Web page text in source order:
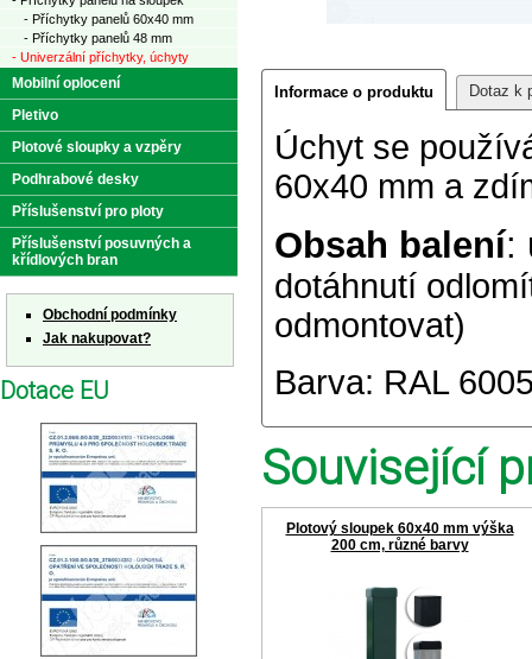
Informace o produktu Dotaz k
Úchyt se
60x40 mm a
Obsah balení:
dotáhnutí
odmontovat)
Barva: RAL
Související
Plotový sloupek 60x40 mm výška
200 cm, různé barvy
- Příchytky panelů 60x40 mm
- Příchytky panelů 48 mm
- Univerzální příchytky, úchyty
Mobilní oplocení
Pletivo
Plotové sloupky a vzpěry
Podhrabové desky
Příslušenství pro ploty
Příslušenství posuvných a
křídlových bran
Obchodní podmínky
Jak nakupovat?
Dotace EU